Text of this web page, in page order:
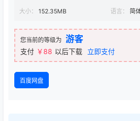
大小： 152.35MB 语言： 简
您当前的等级为 游客
支付 ￥88 以后下载 立即支付
百度网盘